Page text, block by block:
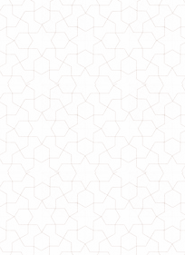
помпонами